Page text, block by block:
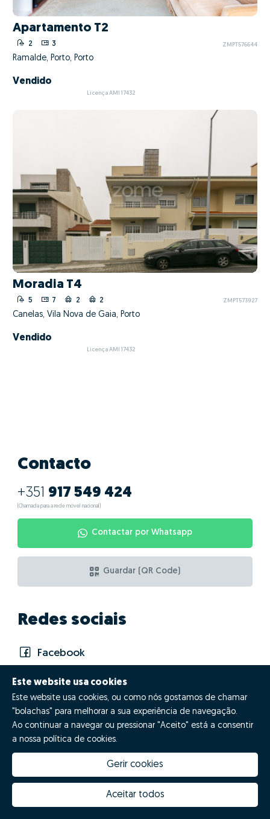
Apartamento T2
2 3 ZMPT576644
Ramalde, Porto, Porto
Vendido
Licença AMI 17432
Moradia T4
5 7 2 2 ZMPT573927
Canelas, Vila Nova de Gaia, Porto
Vendido
Licença AMI 17432
Contacto
+351 917 549 424
(Chamada para a rede móvel nacional)
Contactar por Whatsapp
Guardar (QR Code)
Redes sociais
Facebook
Mensagem rápida
Este website usa cookies
Este website usa cookies, ou como nós gostamos de chamar
"bolachas" para melhorar a sua experiência de navegação.
Ao continuar a navegar ou pressionar "Aceito" está a consentir
a nossa política de cookies.
Gerir cookies
Aceitar todos